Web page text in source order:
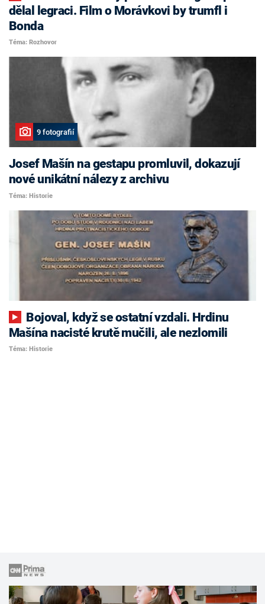
dělal legraci. Film o Morávkovi by trumfl i
Bonda
Téma: Rozhovor
9 fotografií
Josef Mašín na gestapu promluvil, dokazují
nové unikátní nálezy z archivu
Téma: Historie
Mašína nacisté krutě mučili, ale nezlomili
Téma: Historie